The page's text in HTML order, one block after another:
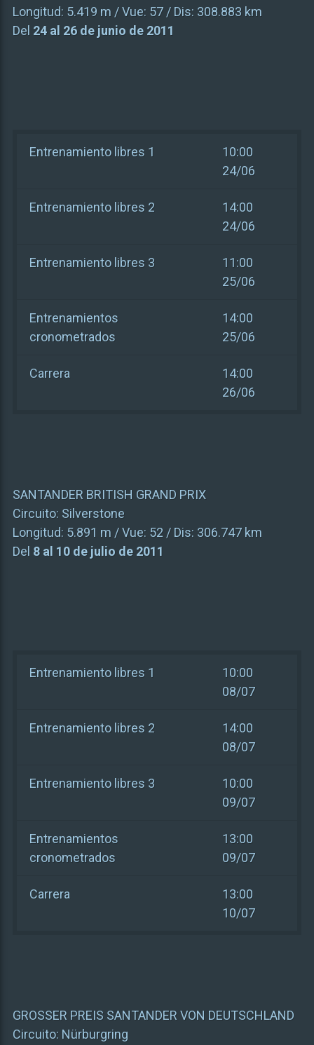
Longitud: 5.419 m / Vue: 57/ Dis: 308.883 km
Del 24 al 26 de junio de 2011
Entrenamiento libres 1
10:00
24/06
Entrenamiento libres 2
14:00
24/06
Entrenamiento libres 3
11:00
25/06
Entrenamientos
cronometrados
14:00
25/06
Carrera
14:00
26/06
SANTANDER BRITISH GRAND PRIX
Circuito: Silverstone
Longitud: 5.891 m / Vue: 52 / Dis: 306.747 km
Del 8 al 10 de julio de 2011
Entrenamiento libres 1
10:00
08/07
Entrenamiento libres 2
14:00
08/07
Entrenamiento libres 3
10:00
09/07
Entrenamientos
cronometrados
13:00
09/07
Carrera
13:00
10/07
GROSSER PREIS SANTANDER VON DEUTSCHLAND
Circuito: Nürburgring